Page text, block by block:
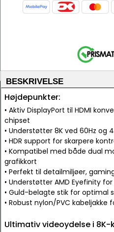
BESKRIVELSE
Højdepunkter:
• Aktiv DisplayPort til HDMI
chipset
• Understøtter 8K ved 60Hz og
• HDR support for skarpere
• Kompatibel med både dual
grafikkort
• Perfekt til detailmiljøer,
• Understøtter AMD Eyefinity
• Guld-belagte stik for optimal
• Robust nylon/PVC kabeljakke
Ultimativ videoydelse i 8K-